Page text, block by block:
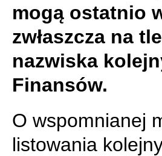
mogą ostatnio
zwłaszcza na
nazwiska
Finansów.
O wspomnianej
listowania